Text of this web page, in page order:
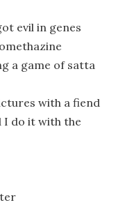
evil in genes
a game of satta
with a fiend
I do it with the